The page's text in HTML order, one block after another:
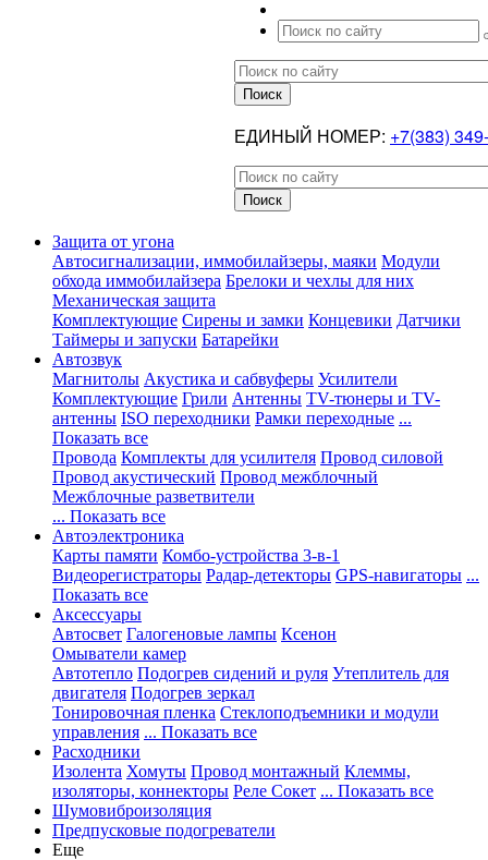
ЕДИНЫЙ НОМЕР: +7(383)
Защита от угона
Автосигнализации, иммобилайзеры, маяки Модули
обхода иммобилайзера Брелоки и чехлы для них
Механическая защита
Комплектующие Сирены и замки Концевики Датчики
Таймеры и запуски Батарейки
Автозвук
Магнитолы Акустика и сабвуферы Усилители
Комплектующие Грили Антенны TV-тюнеры и TV-
антенны ISO переходники Рамки переходные ...
Показать все
Провода Комплекты для усилителя Провод силовой
Провод акустический Провод межблочный
Межблочные разветвители
... Показать все
Автоэлектроника
Карты памяти Комбо-устройства 3-в-1
Видеорегистраторы Радар-детекторы GPS-навигаторы ...
Показать все
Аксессуары
Автосвет Галогеновые лампы Ксенон
Омыватели камер
Автотепло Подогрев сидений и руля Утеплитель для
двигателя Подогрев зеркал
Тонировочная пленка Стеклоподъемники и модули
управления ... Показать все
Расходники
Изолента Хомуты Провод монтажный Клеммы,
изоляторы, коннекторы Реле Сокет ... Показать все
Шумовиброизоляция
Предпусковые подогреватели
Еще